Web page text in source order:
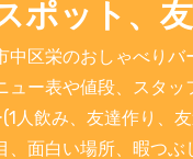
ポット、
中区栄のおしゃべりバ
ュー表や値段、スタッ
人飲み、友達作り、
、面白い場所、暇つぶ